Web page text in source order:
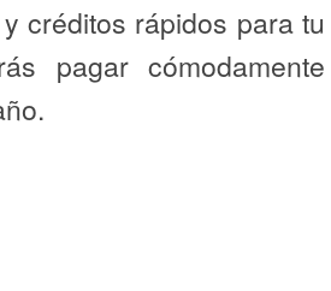
y créditos rápidos para tu
pagar cómodamente